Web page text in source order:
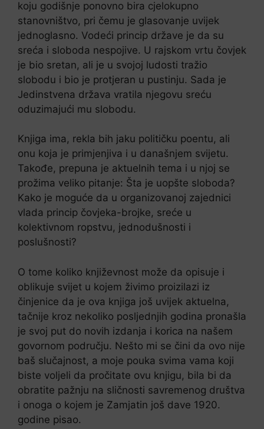
koju godišnje ponovno bira cjelokupno
stanovništvo, pri čemu je glasovanje uvijek
jednoglasno. Vodeći princip države je da su
sreća i sloboda nespojive. U rajskom vrtu čovjek
je bio sretan, ali je u svojoj ludosti tražio
slobodu i bio je protjeran u pustinju. Sada je
Jedinstvena država vratila njegovu sreću
oduzimajući mu slobodu.
Knjiga ima, rekla bih jaku političku poentu, ali
onu koja je primjenjiva i u današnjem svijetu.
Takođe, prepuna je aktuelnih tema i u njoj se
prožima veliko pitanje: Šta je uopšte sloboda?
Kako je moguće da u organizovanoj zajednici
vlada princip čovjeka-brojke, sreće u
kolektivnom ropstvu, jednodušnosti i
poslušnosti?
O tome koliko književnost može da opisuje i
oblikuje svijet u kojem živimo proizilazi iz
činjenice da je ova knjiga još uvijek aktuelna,
tačnije kroz nekoliko posljednjih godina pronašla
je svoj put do novih izdanja i korica na našem
govornom području. Nešto mi se čini da ovo nije
baš slučajnost, a moje pouka svima vama koji
biste voljeli da pročitate ovu knjigu, bila bi da
obratite pažnju na sličnosti savremenog društva
i onoga o kojem je Zamjatin još dave 1920.
godine pisao.